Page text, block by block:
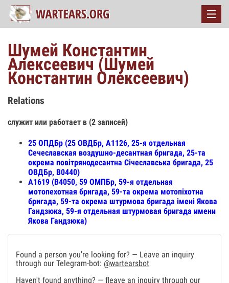
Шумей Константин
Алексеевич (Шумей
Константин Олексеевич)
Relations
служит или работает в (2 записей)
25 ОПДБр (25 ОВДБр, А1126, 25-я отдельная
Сечеславская воздушно-десантная бригада, 25-та
окрема повітрянодесантна Січеславська бригада, 25
ОВДБр, В0440)
А1619 (В4050, 59 ОМПБр, 59-я отдельная
мотопехотная бригада, 59-та окрема мотопіхотна
бригада, 59-та окрема штурмова бригада імені Якова
Гандзюка, 59-я отдельная штурмовая бригада имени
Якова Гандзюка)
Found a person you're looking for? — Leave an inquiry
through our Telegram-bot: @wartearsbot
Haven't found anything? — fleave an inquiry through our